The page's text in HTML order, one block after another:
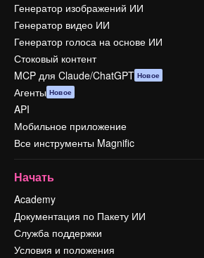
Генератор изображений ИИ
Генератор видео ИИ
Генератор голоса на основе ИИ
Стоковый контент
MCP для Claude/ChatGPT Новое
Агенты Новое
API
Мобильное приложение
Все инструменты Magnific
Начать
Academy
Документация по Пакету ИИ
Служба поддержки
Условия и положения